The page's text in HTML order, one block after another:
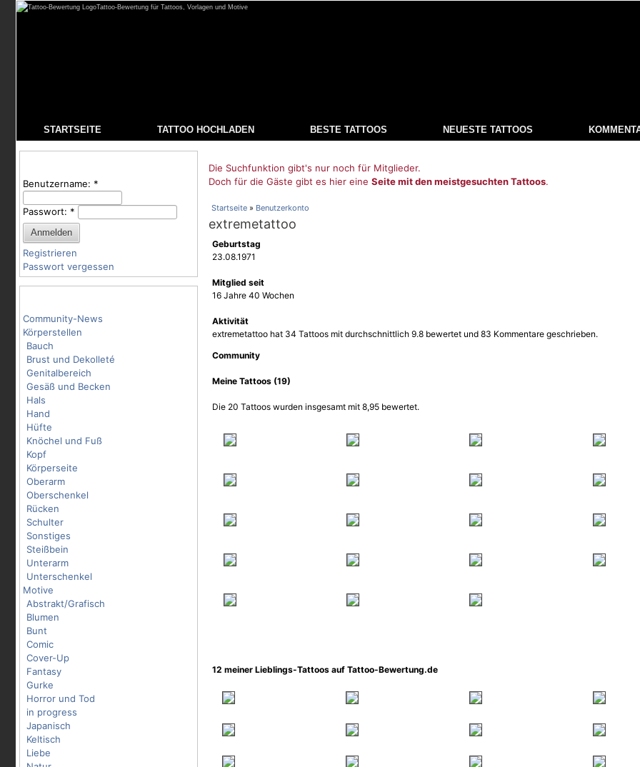
Tattoo-Bewertung für Tattoos, Vorlagen und Motive
STARTSEITE TATTOO HOCHLADEN BESTE TATTOOS NEUESTE TATTOOS
Benutzername: *
Passwort: *
Registrieren
Passwort vergessen
Community-News
Körperstellen
Bauch
Brust und Dekolleté
Genitalbereich
Gesäß und Becken
Hals
Hand
Hüfte
Knöchel und Fuß
Kopf
Körperseite
Oberarm
Oberschenkel
Rücken
Schulter
Sonstiges
Steißbein
Unterarm
Unterschenkel
Motive
Abstrakt/Grafisch
Blumen
Bunt
Comic
Cover-Up
Fantasy
Gurke
Horror und Tod
in progress
Japanisch
Keltisch
Liebe
Die Suchfunktion gibt's nur noch für Mitglieder.
Doch für die Gäste gibt es hier eine Seite mit den meistgesuchten Tattoos.
Startseite » Benutzerkonto
extremetattoo
Geburtstag
23.08.1971
Mitglied seit
16 Jahre 40 Wochen
Aktivität
extremetattoo hat 34 Tattoos mit durchschnittlich 9.8 bewertet und 83 Kommentare geschrieben.
Community
Meine Tattoos (19)
Die 20 Tattoos wurden insgesamt mit 8,95 bewertet.
12 meiner Lieblings-Tattoos auf Tattoo-Bewertung.de